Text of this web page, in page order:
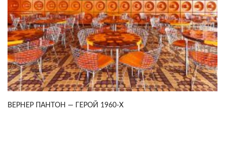
ВЕРНЕР ПАНТОН — ГЕРОЙ 1960-Х